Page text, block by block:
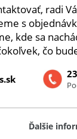
radi
s
kde sa
čo
Ďalšie